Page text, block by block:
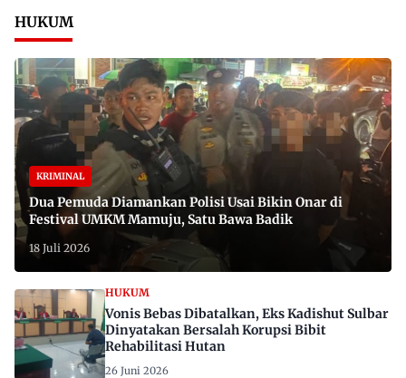
HUKUM
KRIMINAL
Dua Pemuda Diamankan Polisi Usai Bikin Onar di
Festival UMKM Mamuju, Satu Bawa Badik
18 Juli 2026
HUKUM
Vonis Bebas Dibatalkan, Eks Kadishut Sulbar
Dinyatakan Bersalah Korupsi Bibit
Rehabilitasi Hutan
26 Juni 2026